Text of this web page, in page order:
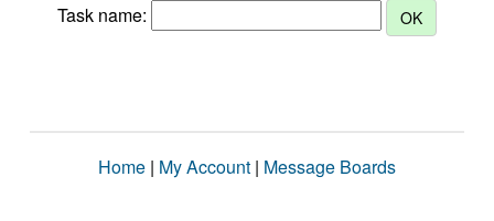
Task name:
Home | My Account | Message Boards